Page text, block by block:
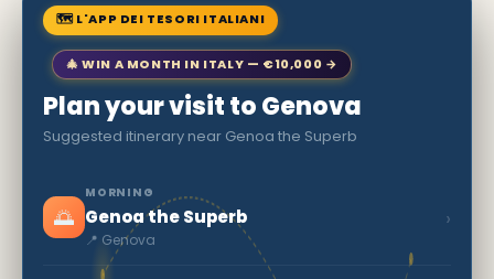
🗺 L'APP DEI TESORI ITALIANI
🎄 WIN A MONTH IN ITALY — €10,000 →
Plan your visit to Genova
Suggested itinerary near Genoa the Superb
🌅
MORNING
Genoa the Superb
📍 Genova
›